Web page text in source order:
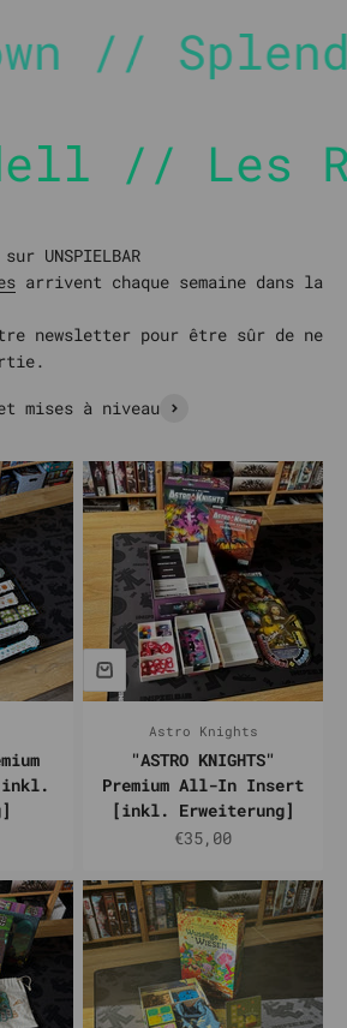
//
Ruines
arrivent chaque semaine dans la
newsletter pour être sûr de ne
mises à niveau
Astro Knights
"ASTRO KNIGHTS"
Premium All-In Insert
[inkl. Erweiterung]
Prix de vente
€35,00